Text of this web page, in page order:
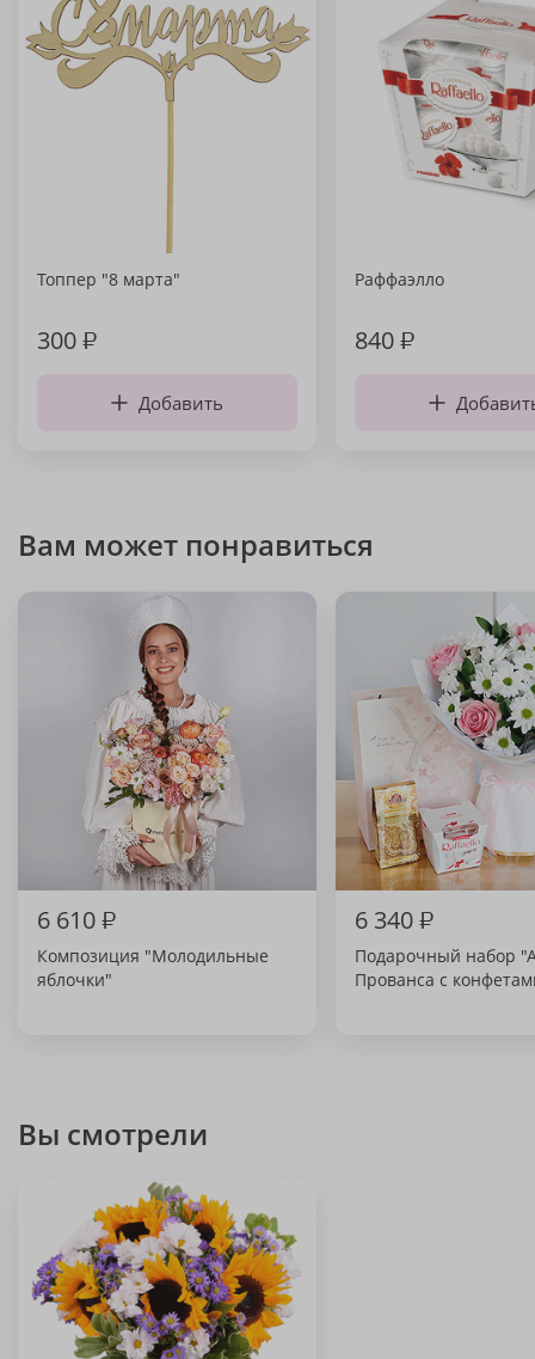
Топпер "8 марта"
300₽
Добавить
Раффаэлло
840₽
Вам может понравиться
6 610₽
Композиция "Молодильные
яблочки"
6 340₽
Подарочный набор
Прованса с
Вы смотрели